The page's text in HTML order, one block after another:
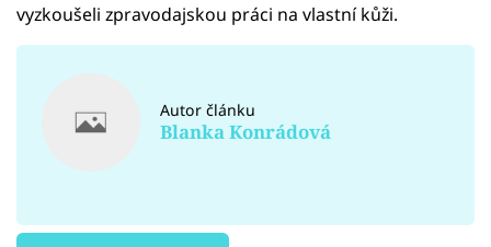
vyzkoušeli zpravodajskou práci na vlastní kůži.
Autor článku
Blanka Konrádová